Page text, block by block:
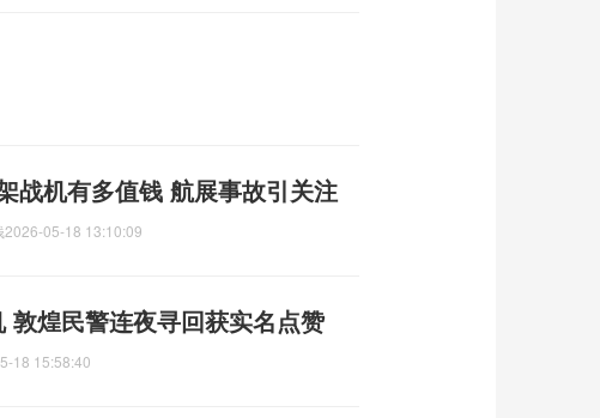
战机有多值钱 航展事故引关注
2026-05-18 13:10:09
敦煌民警连夜寻回获实名点赞
18 15:58:40